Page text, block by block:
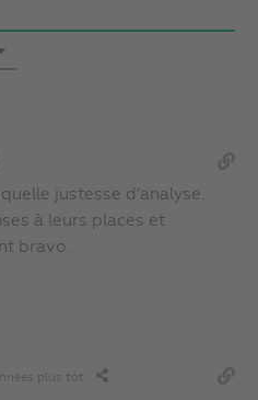
justesse d’analyse.
à leurs places et
bravo .
plus tôt